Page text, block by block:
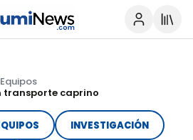
transporte caprino
INVESTIGACIÓN